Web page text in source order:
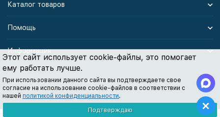
Этот сайт использует cookie-файлы, это помогает
ему работать лучше.
При использовании данного сайта вы подтверждаете свое
согласие на использование cookie-файлов в соответствии с
нашей политикой конфиденциальности.
Подтверждаю
Каталог товаров
Помощь
Информация
Политика персональных данных